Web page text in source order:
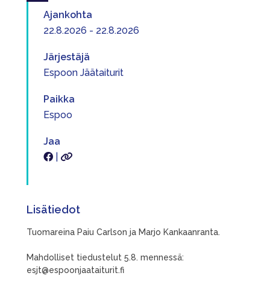
Ajankohta
22.8.2026 - 22.8.2026
Järjestäjä
Espoon Jäätaiturit
Paikka
Espoo
Jaa
Lisätiedot
Tuomareina Paiu Carlson ja Marjo Kankaanranta.
Mahdolliset tiedustelut 5.8. mennessä:
esjt@espoonjaataiturit.fi